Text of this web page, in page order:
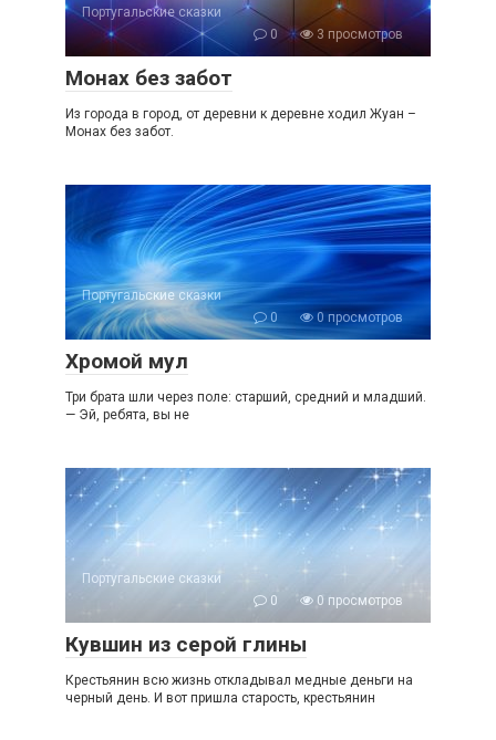
Португальские сказки
0
3 просмотров
Монах без забот
Из города в город, от деревни к деревне ходил Жуан –
Монах без забот.
Португальские сказки
0
0 просмотров
Хромой мул
Три брата шли через поле: старший, средний и младший.
— Эй, ребята, вы не
Португальские сказки
0
0 просмотров
Кувшин из серой глины
Крестьянин всю жизнь откладывал медные деньги на
черный день. И вот пришла старость, крестьянин